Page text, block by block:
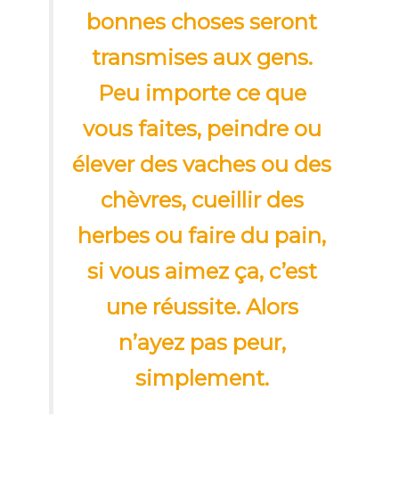
bonnes choses seront
transmises aux gens.
Peu importe ce que
vous faites, peindre ou
élever des vaches ou des
chèvres, cueillir des
herbes ou faire du pain,
si vous aimez ça, c’est
une réussite. Alors
n’ayez pas peur,
simplement.